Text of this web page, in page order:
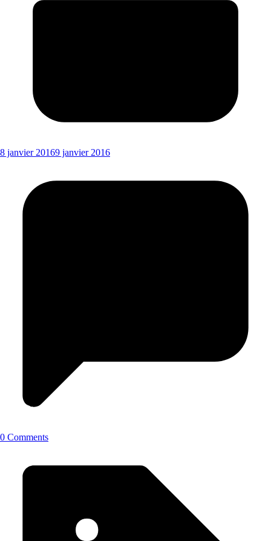
8 janvier 20169 janvier 2016
0 Comments